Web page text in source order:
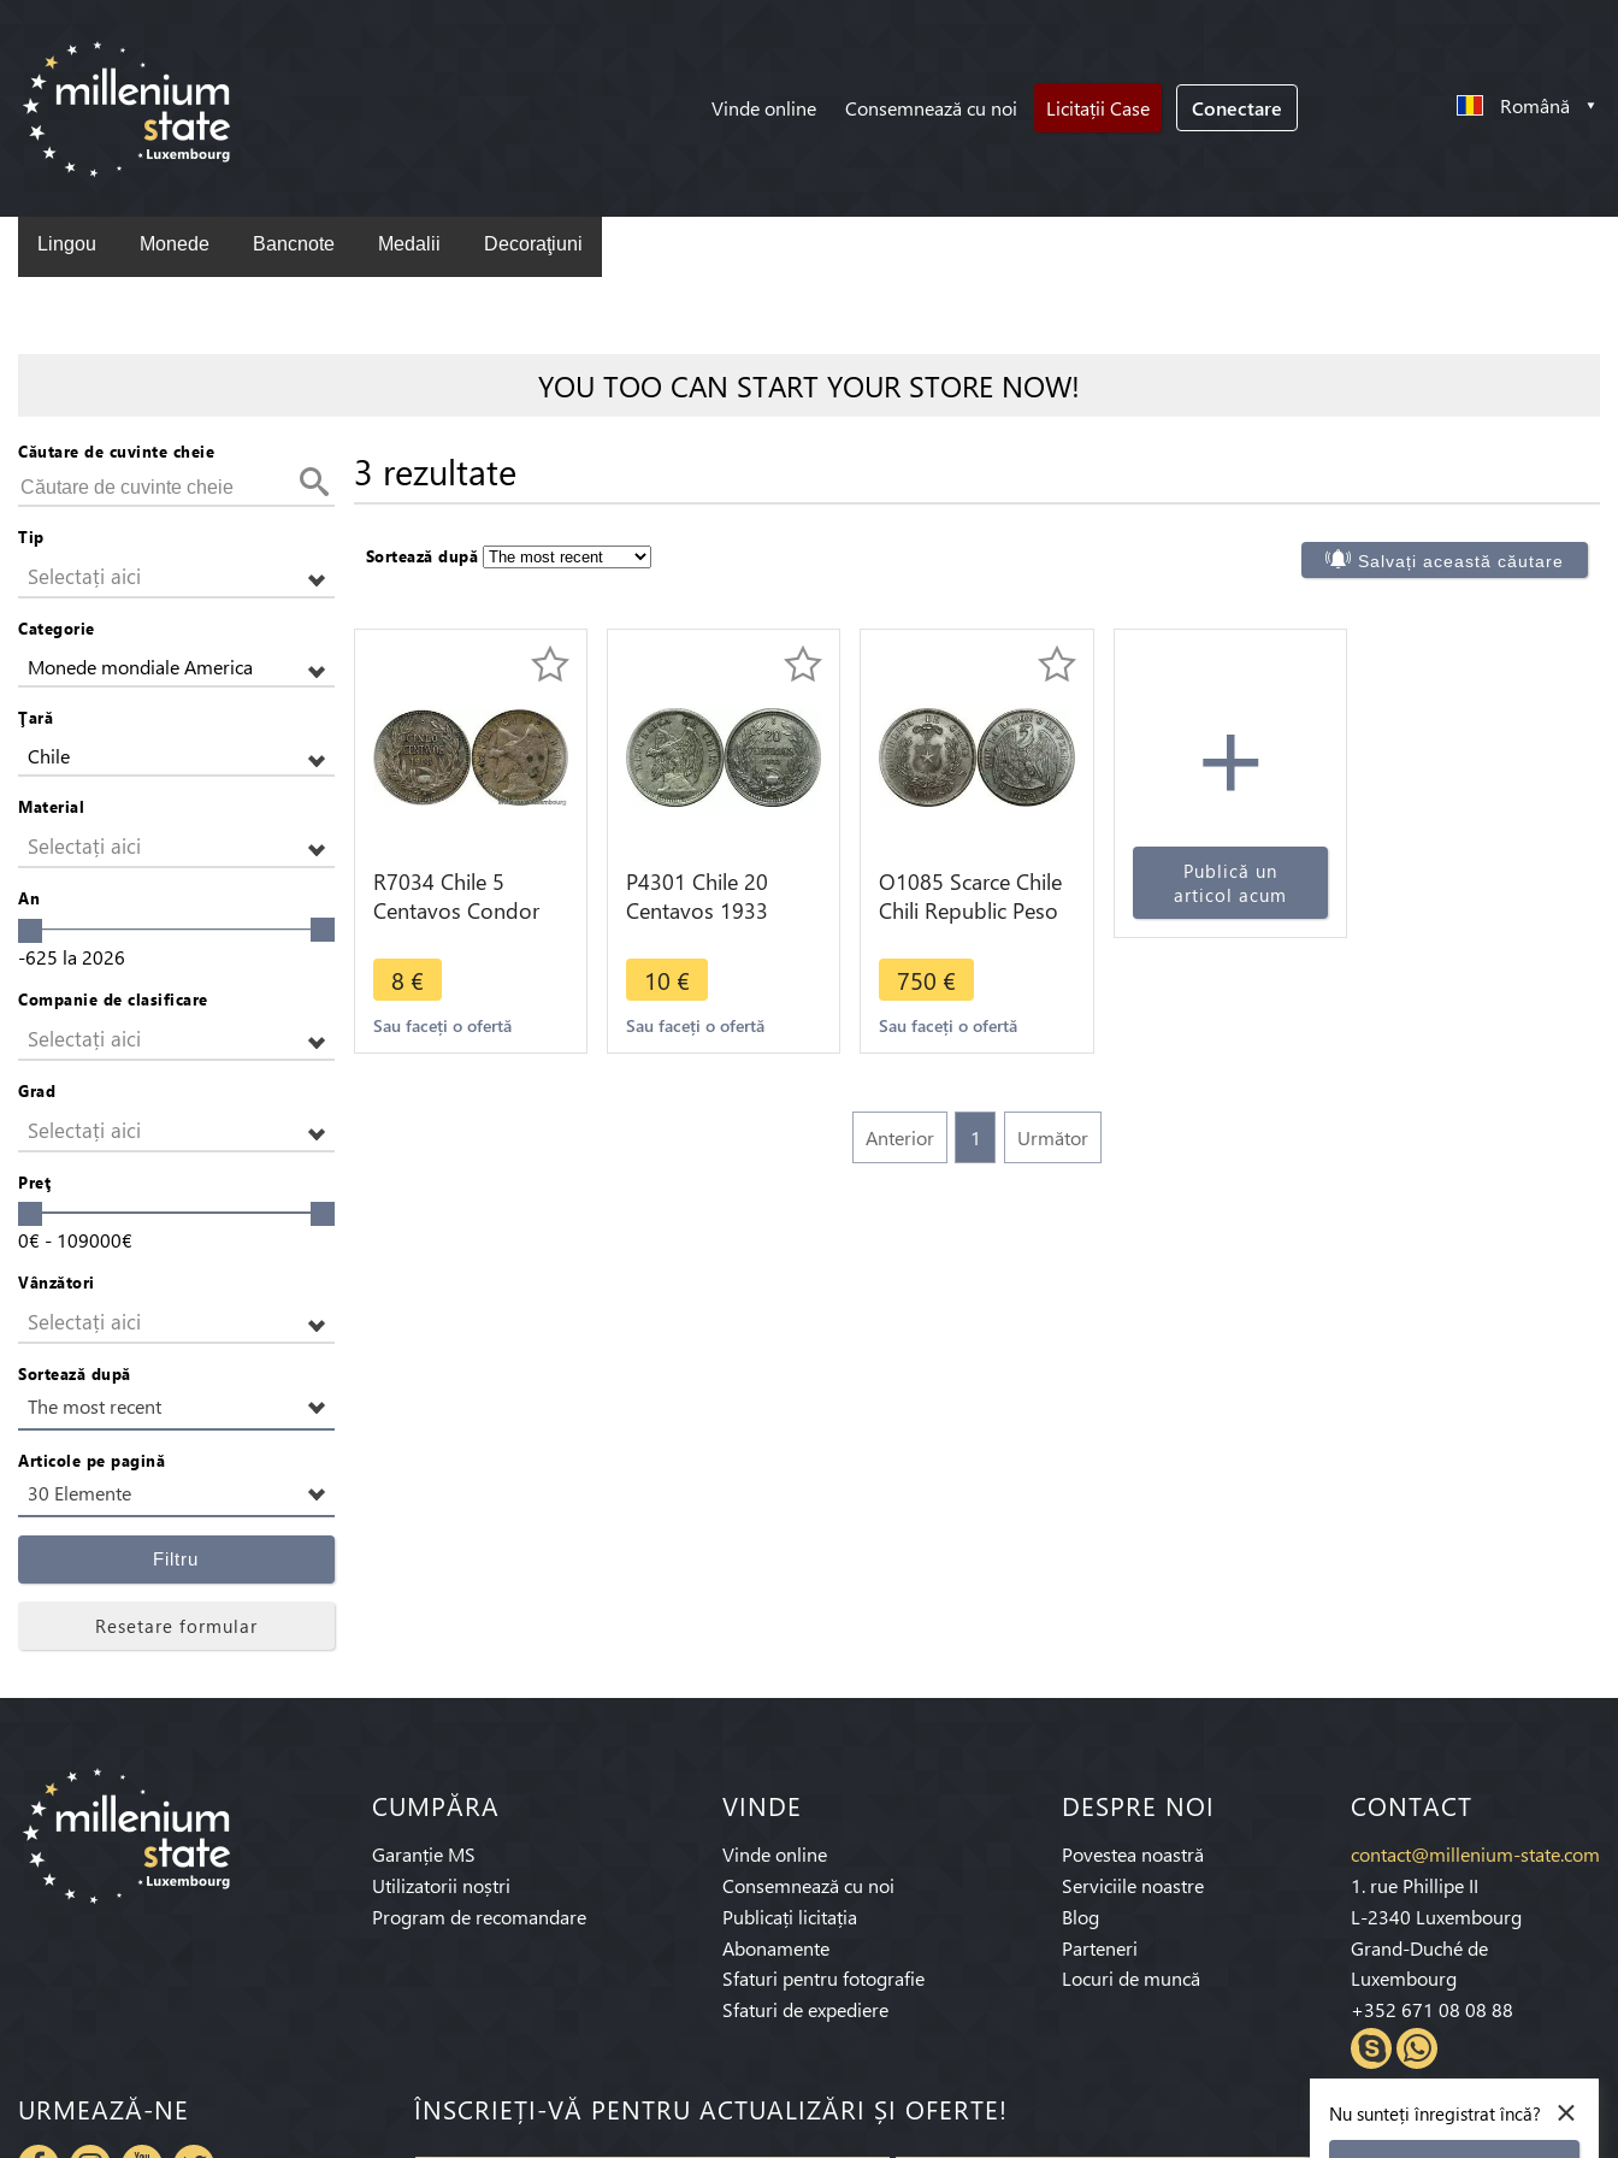
Vinde online Consemnează cu noi Licitații Case Conectare Română
Lingou Monede Bancnote Medalii Decoraţiuni
YOU TOO CAN START YOUR STORE NOW!
Căutare de cuvinte cheie
Tip
Selectați aici
Categorie
Monede mondiale America
Ţară
Chile
Material
Selectați aici
An
-625 la 2026
Companie de clasificare
Selectați aici
Grad
Selectați aici
Preţ
0€ - 109000€
Vânzători
Selectați aici
Sortează după
The most recent
Articole pe pagină
30 Elemente
Filtru
Resetare formular
3 rezultate
Sortează după Salvați această căutare
R7034 Chile 5
Centavos Condor
Santiago Silver ->
Make offer
8 €
Sau faceți o ofertă
P4301 Chile 20
Centavos 1933
Roty -> Make offer
10 €
Sau faceți o ofertă
O1085 Scarce Chile
Chili Republic Peso
mint Silver UNC !!
750 €
Sau faceți o ofertă
+
Publică un
articol acum
Anterior 1 Următor
CUMPĂRA
Garanție MS
Utilizatorii noștri
Program de recomandare
VINDE
Vinde online
Consemnează cu noi
Publicați licitația
Abonamente
Sfaturi pentru fotografie
Sfaturi de expediere
DESPRE NOI
Povestea noastră
Serviciile noastre
Blog
Parteneri
Locuri de muncă
CONTACT
contact@millenium-state.com
1. rue Phillipe II
L-2340 Luxembourg
Grand-Duché de
Luxembourg
+352 671 08 08 88
URMEAZĂ-NE ÎNSCRIEȚI-VĂ PENTRU ACTUALIZĂRI ȘI OFERTE! ×
Nu sunteți înregistrat încă?